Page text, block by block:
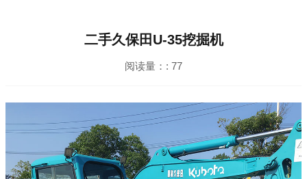
二手久保田U-35挖掘机
阅读量：: 77